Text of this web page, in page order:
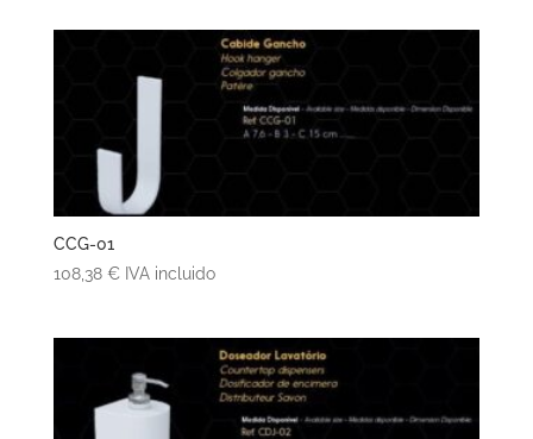
CCG-01
108,38 € IVA incluido